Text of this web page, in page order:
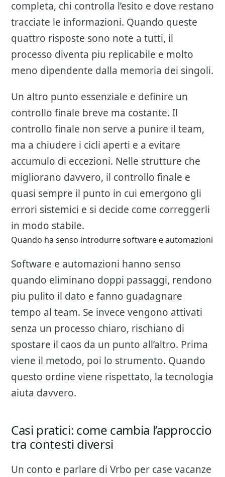
completa, chi controlla l’esito e dove restano
tracciate le informazioni. Quando queste
quattro risposte sono note a tutti, il
processo diventa piu replicabile e molto
meno dipendente dalla memoria dei singoli.
Un altro punto essenziale e definire un
controllo finale breve ma costante. Il
controllo finale non serve a punire il team,
ma a chiudere i cicli aperti e a evitare
accumulo di eccezioni. Nelle strutture che
migliorano davvero, il controllo finale e
quasi sempre il punto in cui emergono gli
errori sistemici e si decide come correggerli
in modo stabile.
Quando ha senso introdurre software e automazioni
Software e automazioni hanno senso
quando eliminano doppi passaggi, rendono
piu pulito il dato e fanno guadagnare
tempo al team. Se invece vengono attivati
senza un processo chiaro, rischiano di
spostare il caos da un punto all’altro. Prima
viene il metodo, poi lo strumento. Quando
questo ordine viene rispettato, la tecnologia
aiuta davvero.
Casi pratici: come cambia l’approccio
tra contesti diversi
Un conto e parlare di Vrbo per case vacanze